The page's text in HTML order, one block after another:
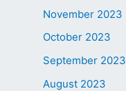
November 2023
October 2023
September 2023
August 2023